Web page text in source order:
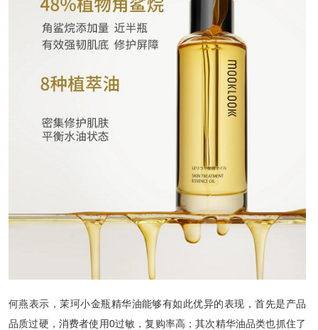
何燕表示，茉珂小金瓶精华油能够有如此优异的表现，首先是产品
品质过硬，消费者使用0过敏，复购率高；其次精华油品类也抓住了